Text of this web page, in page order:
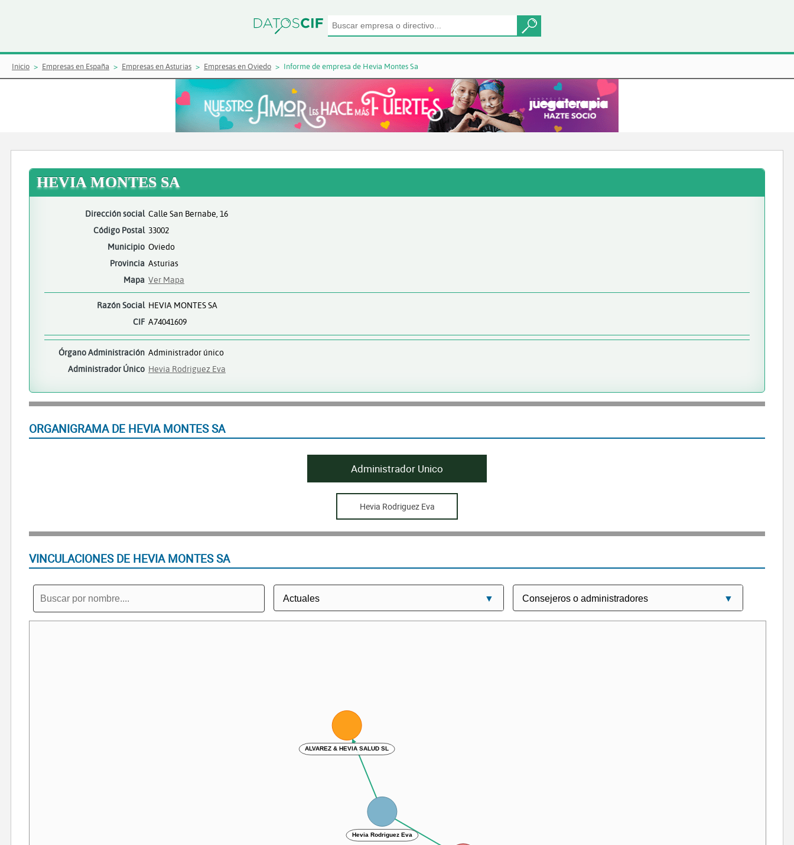
Inicio Empresas en España Empresas en Asturias Empresas en Oviedo Informe de empresa de Hevia Montes Sa
HEVIA MONTES SA
Dirección social Calle San Bernabe, 16
Código Postal 33002
Municipio Oviedo
Provincia Asturias
Mapa Ver Mapa
Razón Social HEVIA MONTES SA
CIF A74041609
Órgano Administración Administrador único
Administrador Único Hevia Rodriguez Eva
ORGANIGRAMA DE HEVIA MONTES SA
Administrador Unico
Hevia Rodriguez Eva
VINCULACIONES DE HEVIA MONTES SA
Hevia Rodriguez Eva
ALVAREZ & HEVIA SALUD SL